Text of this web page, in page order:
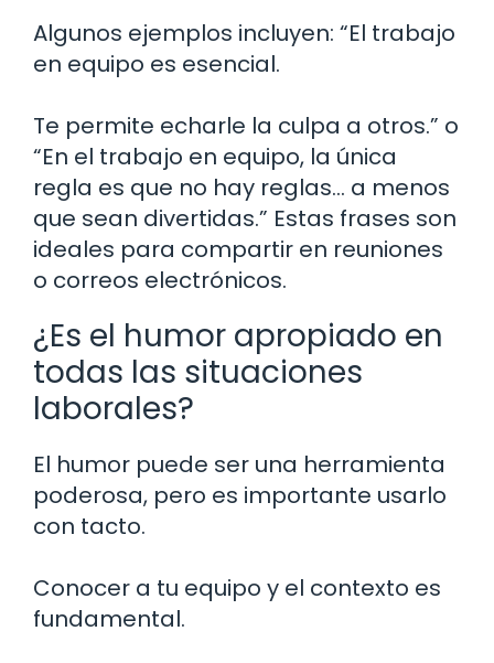
Algunos ejemplos incluyen: “El trabajo
en equipo es esencial.
Te permite echarle la culpa a otros.” o
“En el trabajo en equipo, la única
regla es que no hay reglas… a menos
que sean divertidas.” Estas frases son
ideales para compartir en reuniones
o correos electrónicos.
¿Es el humor apropiado en
todas las situaciones
laborales?
El humor puede ser una herramienta
poderosa, pero es importante usarlo
con tacto.
Conocer a tu equipo y el contexto es
fundamental.